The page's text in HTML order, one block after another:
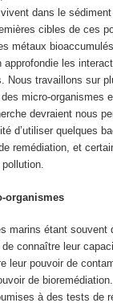
dans le
cibles de ces
métaux
approfondie les
Nous travaillons sur
micro-organismes
devraient nous
d’utiliser quelques
remédiation, et
pollution.
organismes
marins étant souvent
connaître leur
leur pouvoir de
de
à des tests de